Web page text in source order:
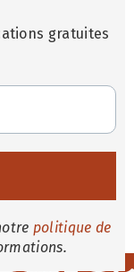
gratuites
politique de